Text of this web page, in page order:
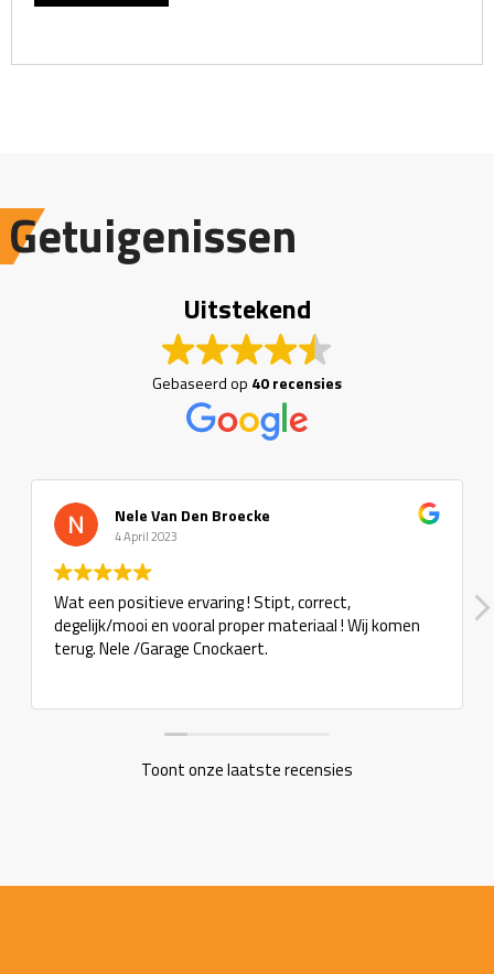
Getuigenissen
Uitstekend
Gebaseerd op 40 recensies
Nele Van Den Broecke
4 April 2023
Wat een positieve ervaring ! Stipt, correct,
degelijk/mooi en vooral proper materiaal ! Wij komen
terug. Nele /Garage Cnockaert.
Toont onze laatste recensies